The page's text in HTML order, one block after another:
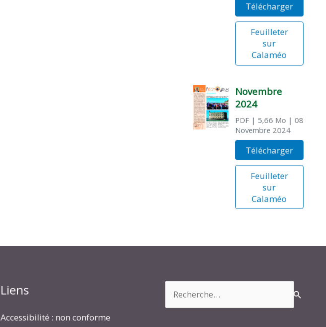
Télécharger
Feuilleter
sur
Calaméo
Novembre
2024
PDF| 5,66 Mo | 08
Novembre 2024
Télécharger
Feuilleter
sur
Calaméo
Liens
Accessibilité : non conforme